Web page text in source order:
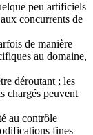
peu artificiels
concurrents de
de manière
au domaine,
déroutant ; les
chargés peuvent
au contrôle
fines